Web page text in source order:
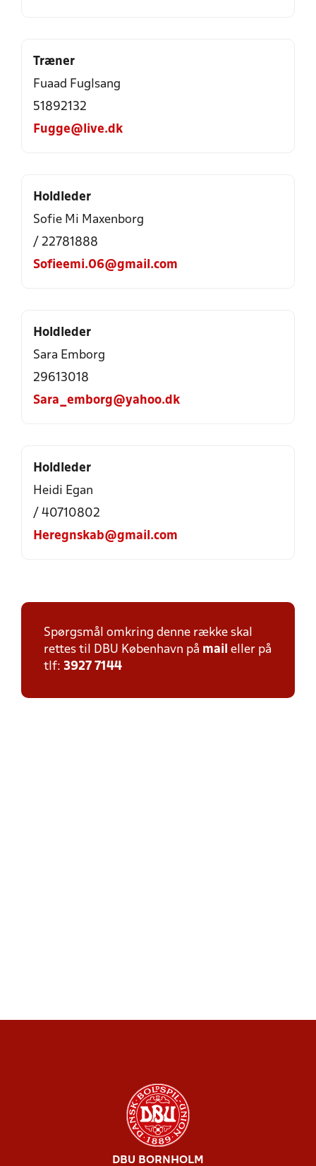
Træner
Fuaad Fuglsang
51892132
Fugge@live.dk
Holdleder
Sofie Mi Maxenborg
/ 22781888
Sofieemi.06@gmail.com
Holdleder
Sara Emborg
29613018
Sara_emborg@yahoo.dk
Holdleder
Heidi Egan
/ 40710802
Heregnskab@gmail.com
Spørgsmål omkring denne række skal
rettes til DBU København på mail eller på
tlf: 3927 7144
DBU BORNHOLM